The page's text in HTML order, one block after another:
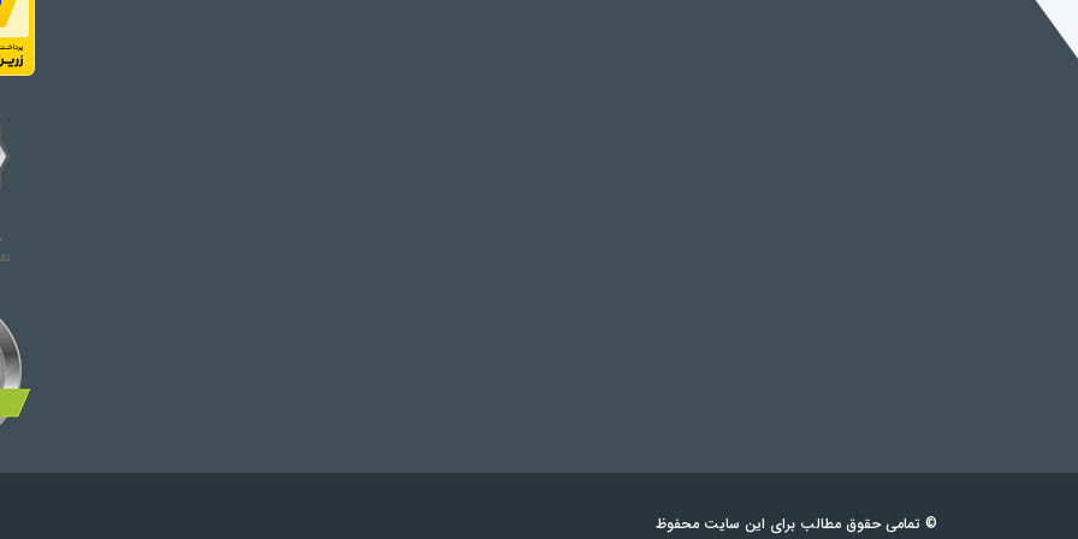
© تمامی حقوق مطالب برای این سایت محفوظ